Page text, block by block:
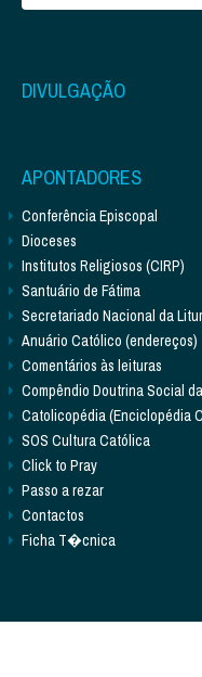
DIVULGAÇÃO
APONTADORES
Conferência Episcopal
Dioceses
Institutos Religiosos (CIRP)
Santuário de Fátima
Secretariado Nacional da
Anuário Católico (endereços)
Comentários às leituras
Compêndio Doutrina Social
Catolicopédia (Enciclopédia
SOS Cultura Católica
Click to Pray
Passo a rezar
Contactos
Ficha T�cnica